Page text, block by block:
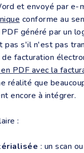
et envoyé par e-
conforme au
généré par un
s'il n'est pas
facturation
PDF avec la
réalité que
encore à intégrer.
:
: un scan